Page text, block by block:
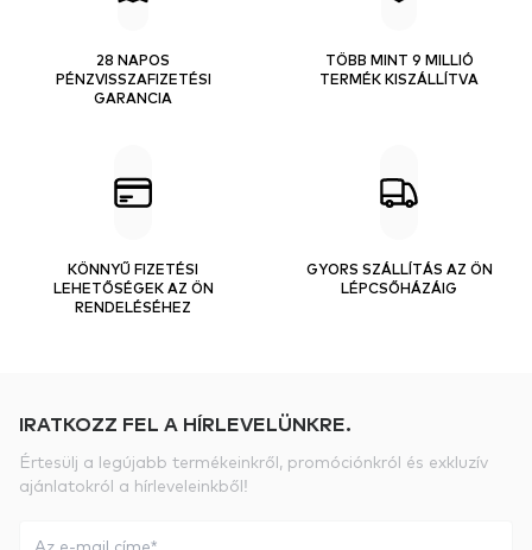
28 NAPOS
PÉNZVISSZAFIZETÉSI
GARANCIA
TÖBB MINT 9 MILLIÓ
TERMÉK KISZÁLLÍTVA
KÖNNYŰ FIZETÉSI
LEHETŐSÉGEK AZ ÖN
RENDELÉSÉHEZ
GYORS SZÁLLÍTÁS AZ ÖN
LÉPCSŐHÁZÁIG
IRATKOZZ FEL A HÍRLEVELÜNKRE.
Értesülj a legújabb termékeinkről, promóciónkról és exkluzív
ajánlatokról a hírleveleinkből!